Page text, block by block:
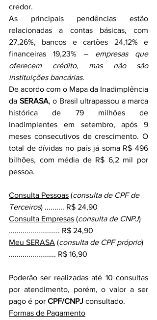
credor.
As principais pendências estão
relacionadas a contas básicas, com
27,26%, bancos e cartões 24,12% e
financeiras 19,23% – empresas que
oferecem crédito, mas não são
instituições bancárias.
De acordo com o Mapa da Inadimplência
da SERASA, o Brasil ultrapassou a marca
histórica de 79 milhões de
inadimplentes em setembro, após 9
meses consecutivos de crescimento. O
total de dívidas no país já soma R$ 496
bilhões, com média de R$ 6,2 mil por
pessoa.
Consulta Pessoas (consulta de CPF de
Terceiros) .......... R$ 24,90
Consulta Empresas (consulta de CNPJ)
.......................... R$ 24,90
Meu SERASA (consulta de CPF próprio)
........................ R$ 16,90
Poderão ser realizadas até 10 consultas
por atendimento, porém, o valor a ser
pago é por CPF/CNPJ consultado.
Formas de Pagamento